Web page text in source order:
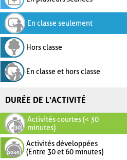
En classe seulement
Hors classe
En classe et hors classe
DURÉE DE L'ACTIVITÉ
Activités courtes (< 30
minutes)
Activités développées
(Entre 30 et 60 minutes)